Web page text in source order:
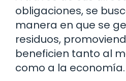
obligaciones, se
manera en que se
residuos,
beneficien tanto al
como a la economía.